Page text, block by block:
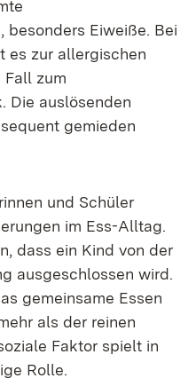
Eiweiße. Bei
es zur allergischen
Fall zum
Die auslösenden
gemieden
und Schüler
im Ess-Alltag.
dass ein Kind von der
ausgeschlossen wird.
gemeinsame Essen
als der reinen
Faktor spielt in
Rolle.